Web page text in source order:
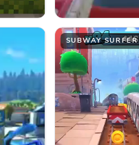
SUBWAY SURFER